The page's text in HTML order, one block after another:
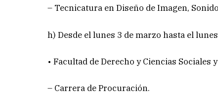
– Tecnicatura en Diseño de Imagen,
h) Desde el lunes 3 de marzo hasta el
• Facultad de Derecho y Ciencias Sociales
– Carrera de Procuración.